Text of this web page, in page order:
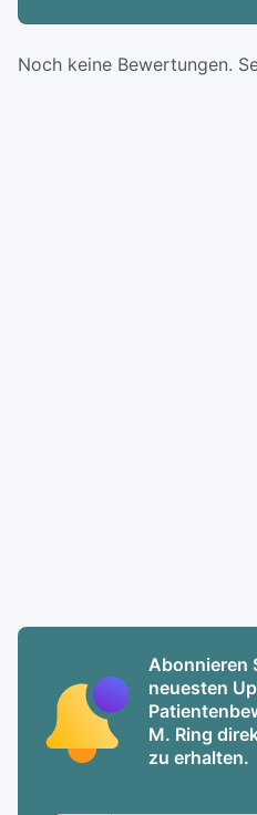
Noch keine Bewertungen.
Abonnieren
neuesten
M. Ring
zu erhalten.